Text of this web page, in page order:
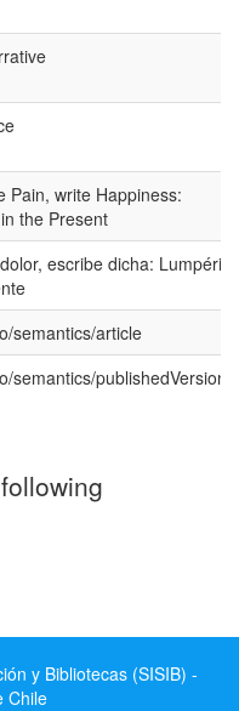
Pain, write Happiness:
the Present
escribe dicha: Lumpérica
semantics/article
semantics/publishedVersion
y Bibliotecas (SISIB) -
Chile